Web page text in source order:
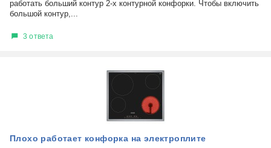
работать больший контур 2-х контурной конфорки. Чтобы включить
большой контур,...
3 ответа
Плохо работает конфорка на электроплите